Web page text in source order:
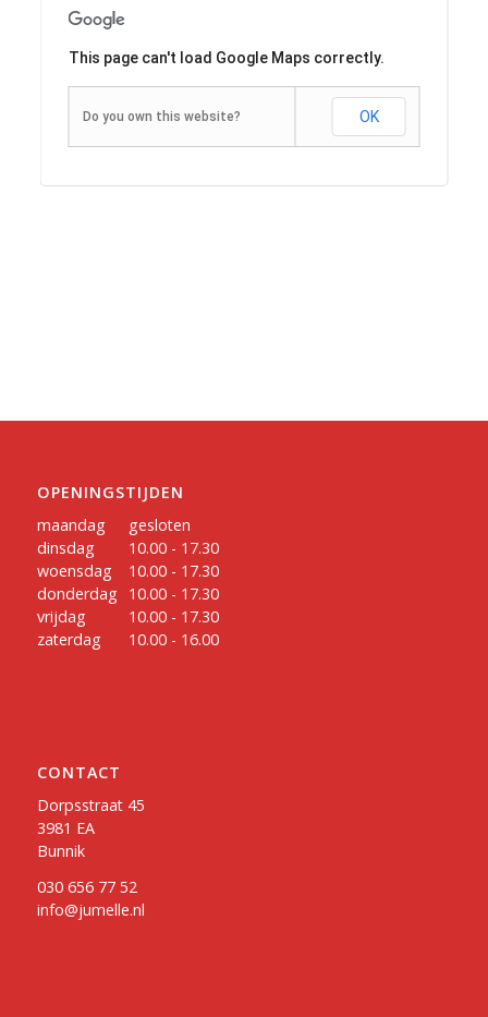
This page can't load Google Maps correctly.
Do you own this website? OK
OPENINGSTIJDEN
maandag
gesloten
dinsdag
10.00 - 17.30
woensdag
10.00 - 17.30
donderdag
10.00 - 17.30
vrijdag
10.00 - 17.30
zaterdag
10.00 - 16.00
CONTACT
Dorpsstraat 45
3981 EA
Bunnik
030 656 77 52
info@jumelle.nl